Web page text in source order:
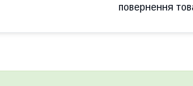
повернення